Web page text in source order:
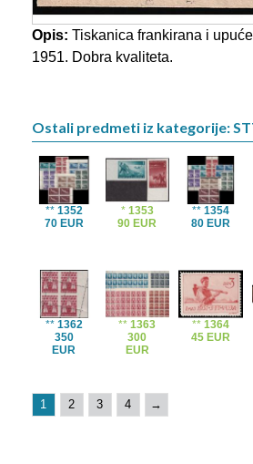
Opis: Tiskanica frankirana i
1951. Dobra kvaliteta.
Ostali predmeti iz kategorije:
** 1352
70 EUR
* 1353
90 EUR
** 1354
80 EUR
** 1362
350
EUR
**1363
300
EUR
** 1364
45 EUR
1 2 3 4 →